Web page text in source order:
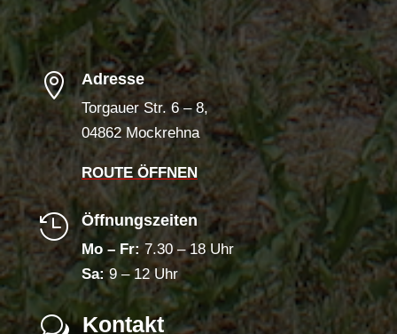
 Adresse
Torgauer Str. 6 – 8,
04862 Mockrehna
ROUTE ÖFFNEN
 Öffnungszeiten
Mo – Fr: 7.30 – 18 Uhr
Sa:9 – 12 Uhr
w Kontakt